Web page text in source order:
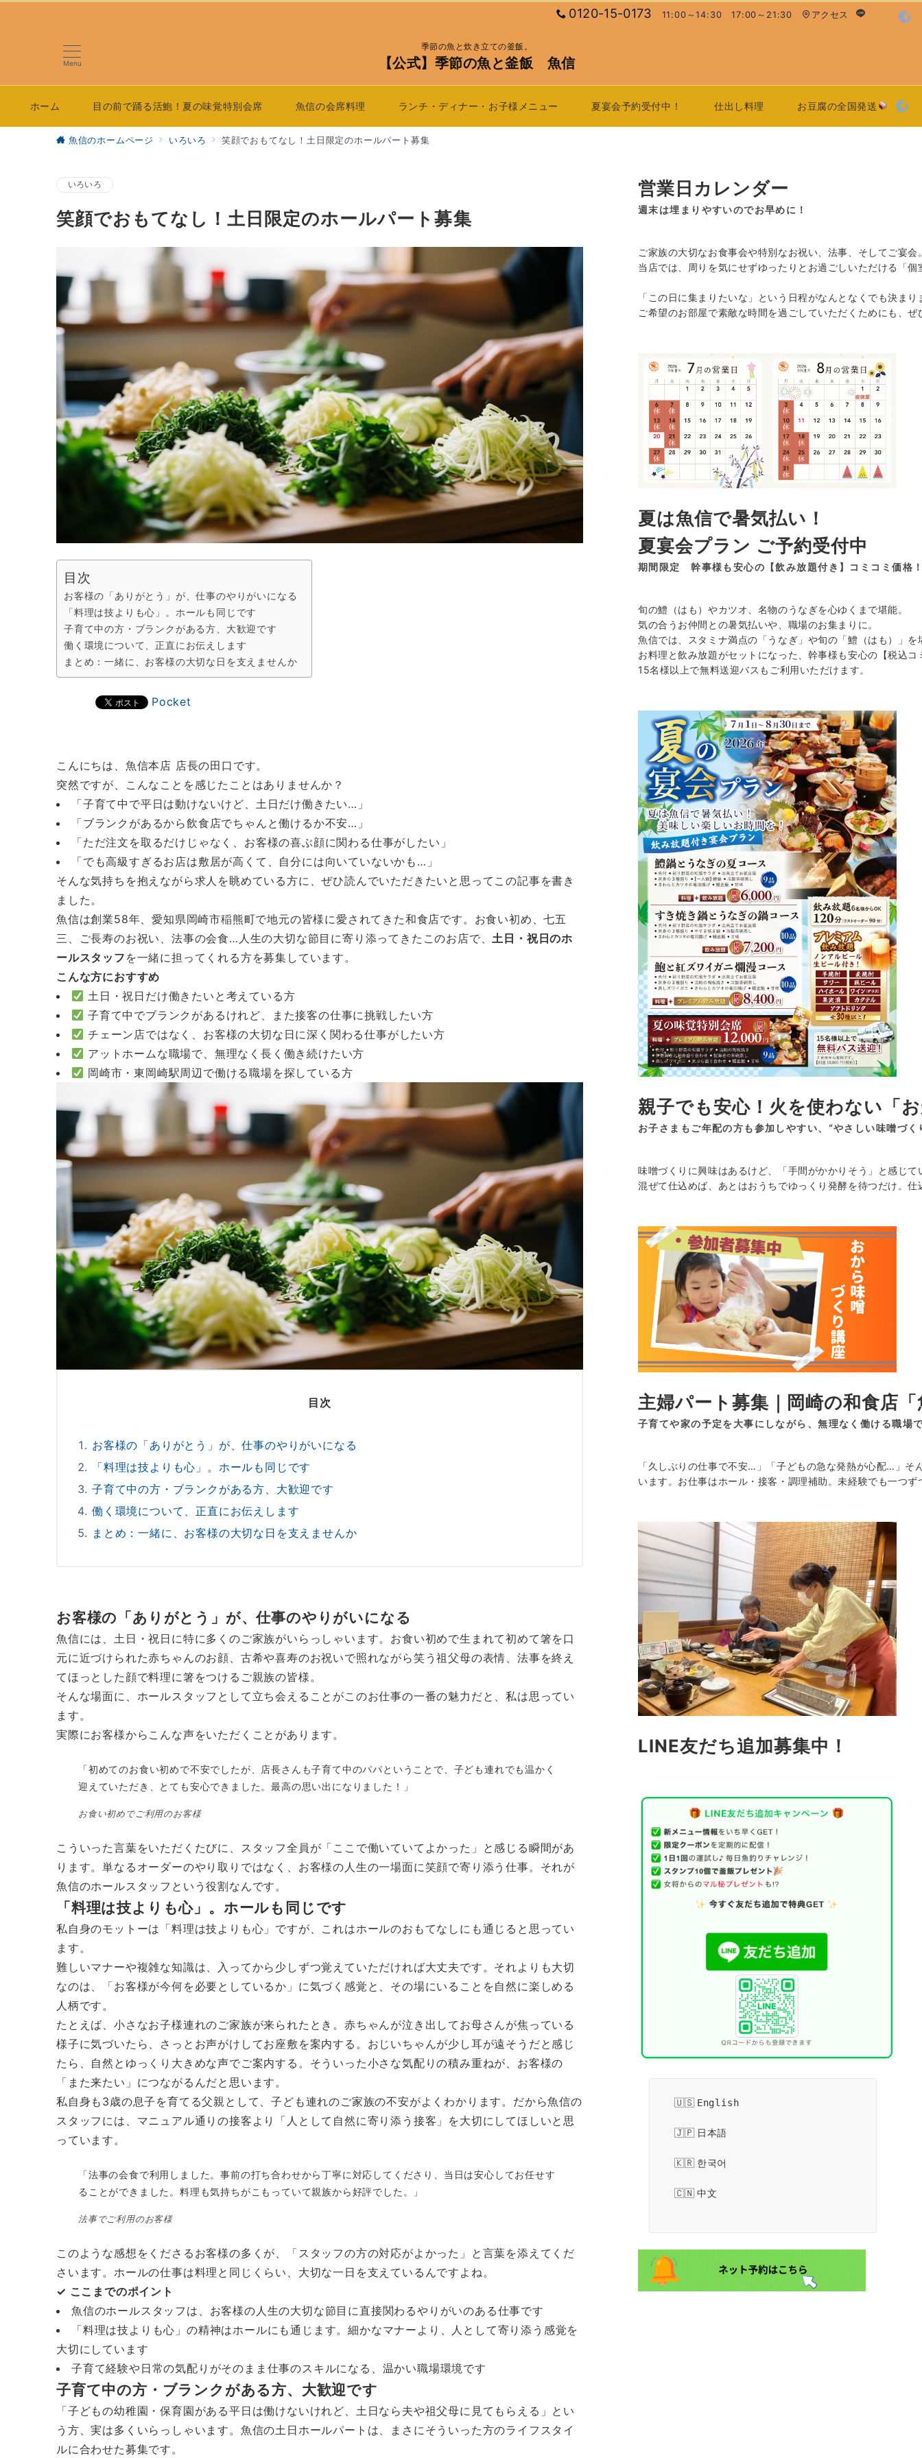
0120-15-0173 11:00～14:30 17:00～21:30 アクセス
Menu
季節の魚と炊き立ての釜飯。
【公式】季節の魚と釜飯 魚信
ホーム 目の前で踊る活鮑！夏の味覚特別会席 魚信の会席料理 ランチ・ディナー・お子様メニュー 夏宴会予約受付中！ 仕出し料理 お豆腐の全国発送
魚信のホームページ いろいろ 笑顔でおもてなし！土日限定のホールパート募集
いろいろ
笑顔でおもてなし！土日限定のホールパート募集
目次
お客様の「ありがとう」が、仕事のやりがいになる
「料理は技よりも心」。ホールも同じです
子育て中の方・ブランクがある方、大歓迎です
働く環境について、正直にお伝えします
まとめ：一緒に、お客様の大切な日を支えませんか
Pocket
こんにちは、魚信本店 店長の田口です。
突然ですが、こんなことを感じたことはありませんか？
「子育て中で平日は動けないけど、土日だけ働きたい…」
「ブランクがあるから飲食店でちゃんと働けるか不安…」
「ただ注文を取るだけじゃなく、お客様の喜ぶ顔に関わる仕事がしたい」
「でも高級すぎるお店は敷居が高くて、自分には向いていないかも…」
そんな気持ちを抱えながら求人を眺めている方に、ぜひ読んでいただきたいと思ってこの記事を書き
ました。
魚信は創業58年、愛知県岡崎市稲熊町で地元の皆様に愛されてきた和食店です。お食い初め、七五
三、ご長寿のお祝い、法事の会食…人生の大切な節目に寄り添ってきたこのお店で、土日・祝日のホ
ールスタッフ を一緒に担ってくれる方を募集しています。
こんな方におすすめ
土日・祝日だけ働きたいと考えている方
子育て中でブランクがあるけれど、また接客の仕事に挑戦したい方
チェーン店ではなく、お客様の大切な日に深く関わる仕事がしたい方
アットホームな職場で、無理なく長く働き続けたい方
岡崎市・東岡崎駅周辺で働ける職場を探している方
目次
お客様の「ありがとう」が、仕事のやりがいになる
「料理は技よりも心」。ホールも同じです
子育て中の方・ブランクがある方、大歓迎です
働く環境について、正直にお伝えします
まとめ：一緒に、お客様の大切な日を支えませんか
お客様の「ありがとう」が、仕事のやりがいになる
魚信には、土日・祝日に特に多くのご家族がいらっしゃいます。お食い初めで生まれて初めて箸を口
元に近づけられた赤ちゃんのお顔、古希や喜寿のお祝いで照れながら笑う祖父母の表情、法事を終え
てほっとした顔で料理に箸をつけるご親族の皆様。
そんな場面に、ホールスタッフとして立ち会えることがこのお仕事の一番の魅力だと、私は思ってい
ます。
実際にお客様からこんな声をいただくことがあります。
「初めてのお食い初めで不安でしたが、店長さんも子育て中のパパということで、子ども連れでも温かく
迎えていただき、とても安心できました。最高の思い出になりました！」
お食い初めでご利用のお客様
こういった言葉をいただくたびに、スタッフ全員が「ここで働いていてよかった」と感じる瞬間があ
ります。単なるオーダーのやり取りではなく、お客様の人生の一場面に笑顔で寄り添う仕事。それが
魚信のホールスタッフという役割なんです。
「料理は技よりも心」。ホールも同じです
私自身のモットーは「料理は技よりも心」ですが、これはホールのおもてなしにも通じると思ってい
ます。
難しいマナーや複雑な知識は、入ってから少しずつ覚えていただければ大丈夫です。それよりも大切
なのは、「お客様が今何を必要としているか」に気づく感覚と、その場にいることを自然に楽しめる
人柄です。
たとえば、小さなお子様連れのご家族が来られたとき。赤ちゃんが泣き出してお母さんが焦っている
様子に気づいたら、さっとお声がけしてお座敷を案内する。おじいちゃんが少し耳が遠そうだと感じ
たら、自然とゆっくり大きめな声でご案内する。そういった小さな気配りの積み重ねが、お客様の
「また来たい」につながるんだと思います。
私自身も3歳の息子を育てる父親として、子ども連れのご家族の不安がよくわかります。だから魚信の
スタッフには、マニュアル通りの接客より「人として自然に寄り添う接客」を大切にしてほしいと思
っています。
「法事の会食で利用しました。事前の打ち合わせから丁寧に対応してくださり、当日は安心してお任せす
ることができました。料理も気持ちがこもっていて親族から好評でした。」
法事でご利用のお客様
このような感想をくださるお客様の多くが、「スタッフの方の対応がよかった」と言葉を添えてくだ
さいます。ホールの仕事は料理と同じくらい、大切な一日を支えているんですよね。
✓ ここまでのポイント
魚信のホールスタッフは、お客様の人生の大切な節目に直接関わるやりがいのある仕事です
「料理は技よりも心」の精神はホールにも通じます。細かなマナーより、人として寄り添う感覚を
大切にしています
子育て経験や日常の気配りがそのまま仕事のスキルになる、温かい職場環境です
子育て中の方・ブランクがある方、大歓迎です
「子どもの幼稚園・保育園がある平日は働けないけれど、土日なら夫や祖父母に見てもらえる」とい
う方、実は多くいらっしゃいます。魚信の土日ホールパートは、まさにそういった方のライフスタイ
ルに合わせた募集です。
営業日カレンダー
週末は埋まりやすいのでお早めに！
ご家族の大切なお食事会や特別なお祝い、法事、そしてご宴会
当店では、周りを気にせずゆったりとお過ごしいただける「
「この日に集まりたいな」という日程がなんとなくでも決ま
ご希望のお部屋で素敵な時間を過ごしていただくためにも、
夏は魚信で暑気払い！
夏宴会プラン ご予約受付中
期間限定 幹事様も安心の【飲み放題付き】コミコミ価格
旬の鱧（はも）やカツオ、名物のうなぎを心ゆくまで堪能。
気の合うお仲間との暑気払いや、職場のお集まりに。
魚信では、スタミナ満点の「うなぎ」や旬の「鱧（はも）」
お料理と飲み放題がセットになった、幹事様も安心の【税込コ
15名様以上で無料送迎バスもご利用いただけます。
親子でも安心！火を使わない「
お子さまもご年配の方も参加しやすい、“やさしい味噌づく
味噌づくりに興味はあるけど、「手間がかかりそう」と感じ
混ぜて仕込めば、あとはおうちでゆっくり発酵を待つだけ。
主婦パート募集｜岡崎の和食店
子育てや家の予定を大事にしながら、無理なく働ける職場
「久しぶりの仕事で不安…」「子どもの急な発熱が心配…」
います。お仕事はホール・接客・調理補助。未経験でも一つ
LINE友だち追加募集中！
English
日本語
한국어
中文